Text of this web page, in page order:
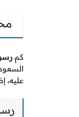
كم
عليه،